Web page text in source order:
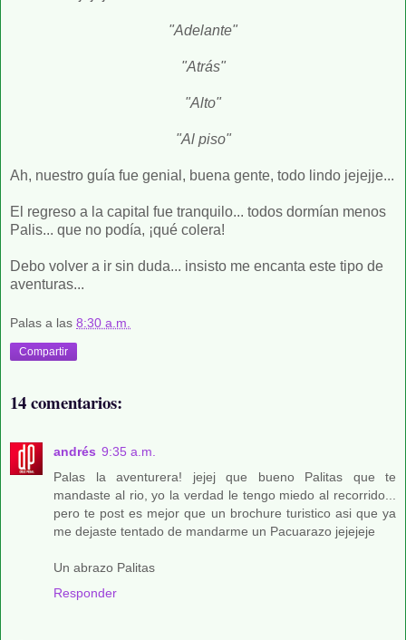
"Adelante"
"Atrás"
"Alto"
"Al piso"
Ah, nuestro guía fue genial, buena gente, todo lindo jejejje...
El regreso a la capital fue tranquilo... todos dormían menos
Palis... que no podía, ¡qué colera!
Debo volver a ir sin duda... insisto me encanta este tipo de
aventuras...
Palas a las 8:30 a.m.
Compartir
14 comentarios:
andrés 9:35 a.m.
Palas la aventurera! jejej que bueno Palitas que te
mandaste al rio, yo la verdad le tengo miedo al recorrido...
pero te post es mejor que un brochure turistico asi que ya
me dejaste tentado de mandarme un Pacuarazo jejejeje
Un abrazo Palitas
Responder